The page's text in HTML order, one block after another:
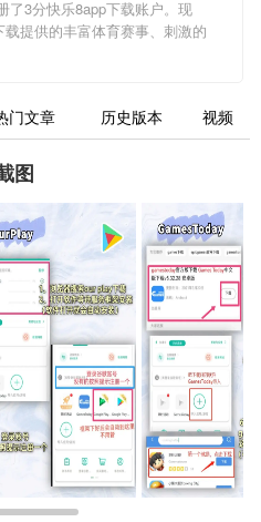
了3分快乐8app下载账户。现
载提供的丰富体育赛事、刺激的
门文章 历史版本 视频
图